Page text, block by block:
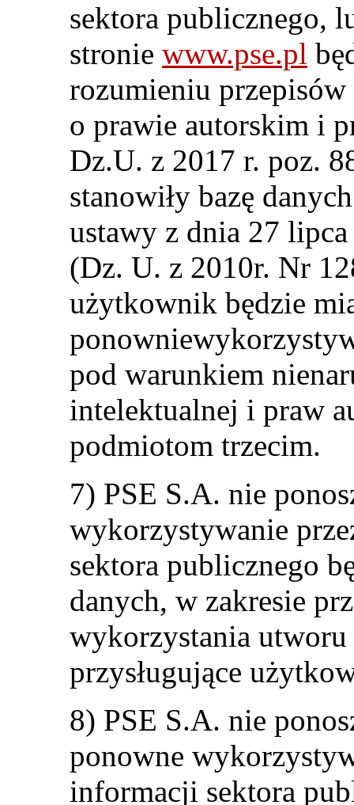
sektora publicznego,
stronie www.pse.pl
rozumieniu
o prawie autorskim i
Dz.U. z 2017 r. poz.
stanowiły bazę
ustawy z dnia 27
(Dz. U. z 2010r. Nr
użytkownik będzie
pod warunkiem
intelektualnej i praw
podmiotom trzecim.
7) PSE S.A. nie
wykorzystywanie
sektora publicznego
danych, w zakresie
wykorzystania
przysługujące
8) PSE S.A. nie
ponowne
informacji sektora